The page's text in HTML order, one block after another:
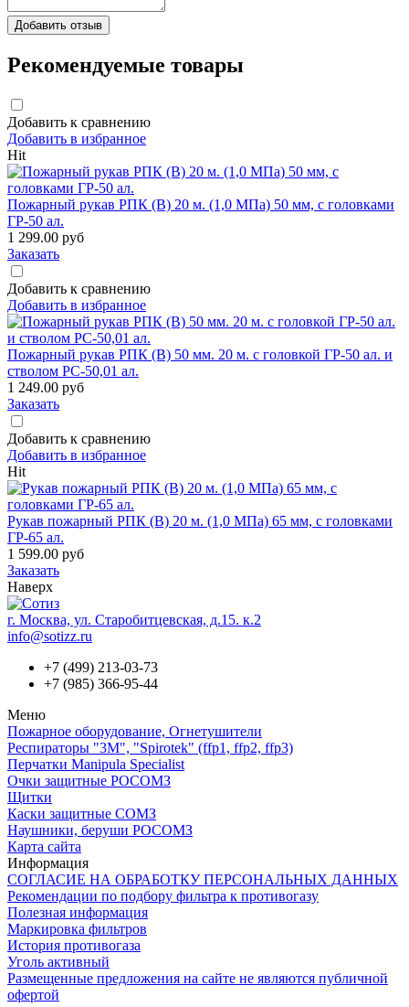
Рекомендуемые товары
Добавить к сравнению
Добавить в избранное
Hit
Пожарный рукав РПК (В) 20 м. (1,0 МПа) 50 мм, с головками
ГР-50 ал.
1 299.00 руб
Заказать
Добавить к сравнению
Добавить в избранное
Пожарный рукав РПК (В) 50 мм. 20 м. с головкой ГР-50 ал. и
стволом РС-50,01 ал.
1 249.00 руб
Заказать
Добавить к сравнению
Добавить в избранное
Hit
Рукав пожарный РПК (В) 20 м. (1,0 МПа) 65 мм, с головками
ГР-65 ал.
1 599.00 руб
Заказать
Наверх
г. Москва, ул. Старобитцевская, д.15. к.2
info@sotizz.ru
+7 (499) 213-03-73
+7 (985) 366-95-44
Меню
Пожарное оборудование, Огнетушители
Респираторы "3М", "Spirotek" (ffp1, ffp2, ffp3)
Перчатки Manipula Specialist
Очки защитные РОСОМЗ
Щитки
Каски защитные СОМЗ
Наушники, беруши РОСОМЗ
Карта сайта
Информация
СОГЛАСИЕ НА ОБРАБОТКУ ПЕРСОНАЛЬНЫХ ДАННЫХ
Рекомендации по подбору фильтра к противогазу
Полезная информация
Маркировка фильтров
История противогаза
Уголь активный
Размещенные предложения на сайте не являются публичной
офертой